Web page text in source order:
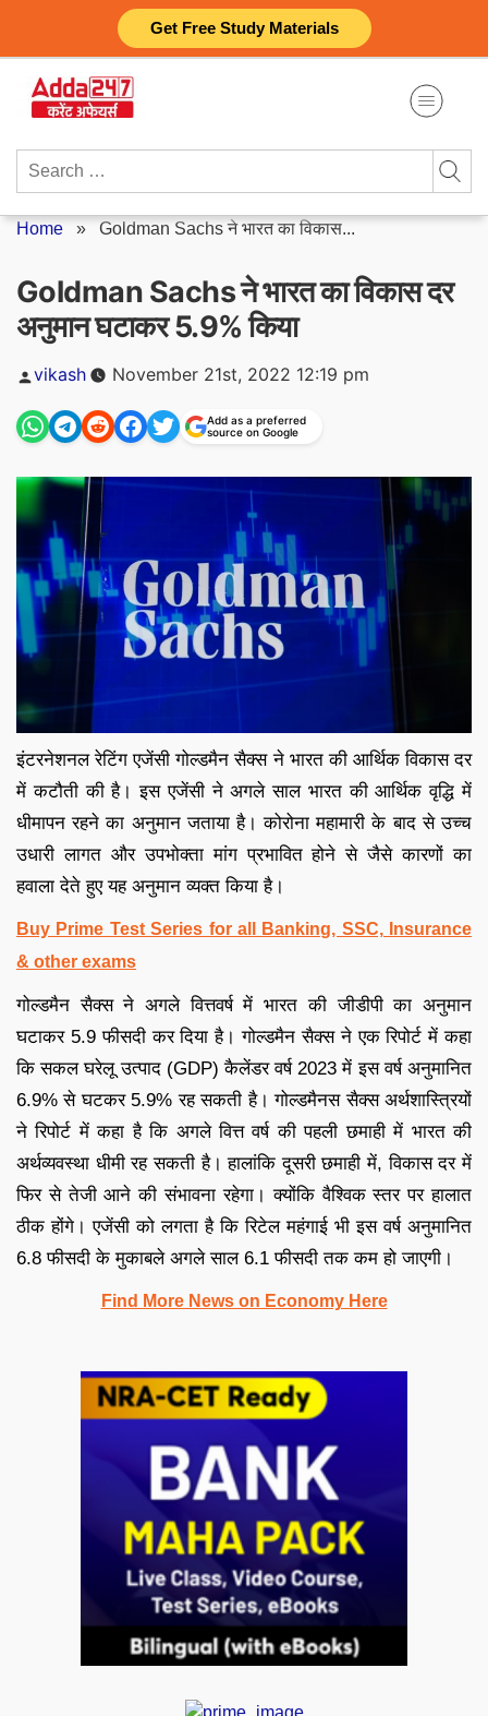
Get Free Study Materials
content
Search
Home » Goldman Sachs ने भारत का विकास...
Goldman Sachs ने भारत का विकास दर
अनुमान घटाकर 5.9% किया
Posted
vikash November 21st, 2022 12:19 pm
Add as a preferred
source on Google
इंटरनेशनल रेटिंग एजेंसी गोल्डमैन सैक्स ने भारत की आर्थिक विकास दर
में कटौती की है। इस एजेंसी ने अगले साल भारत की आर्थिक वृद्धि में
धीमापन रहने का अनुमान जताया है। कोरोना महामारी के बाद से उच्च
उधारी लागत और उपभोक्ता मांग प्रभावित होने से जैसे कारणों का
हवाला देते हुए यह अनुमान व्यक्त किया है।
Buy Prime Test Series for all Banking, SSC, Insurance
& other exams
गोल्डमैन सैक्स ने अगले वित्तवर्ष में भारत की जीडीपी का अनुमान
घटाकर 5.9 फीसदी कर दिया है। गोल्डमैन सैक्स ने एक रिपोर्ट में कहा
कि सकल घरेलू उत्पाद (GDP) कैलेंडर वर्ष 2023 में इस वर्ष अनुमानित
6.9% से घटकर 5.9% रह सकती है। गोल्डमैनस सैक्स अर्थशास्त्रियों
ने रिपोर्ट में कहा है कि अगले वित्त वर्ष की पहली छमाही में भारत की
अर्थव्यवस्था धीमी रह सकती है। हालांकि दूसरी छमाही में, विकास दर में
फिर से तेजी आने की संभावना रहेगा। क्योंकि वैश्विक स्तर पर हालात
ठीक होंगे। एजेंसी को लगता है कि रिटेल महंगाई भी इस वर्ष अनुमानित
6.8 फीसदी के मुकाबले अगले साल 6.1 फीसदी तक कम हो जाएगी।
Find More News on Economy Here